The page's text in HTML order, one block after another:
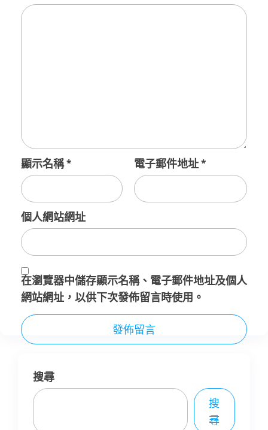
顯示名稱* 電子郵件地址*
個人網站網址
在瀏覽器中儲存顯示名稱、電子郵件地址及個人
網站網址，以供下次發佈留言時使用。
搜尋
搜
尋